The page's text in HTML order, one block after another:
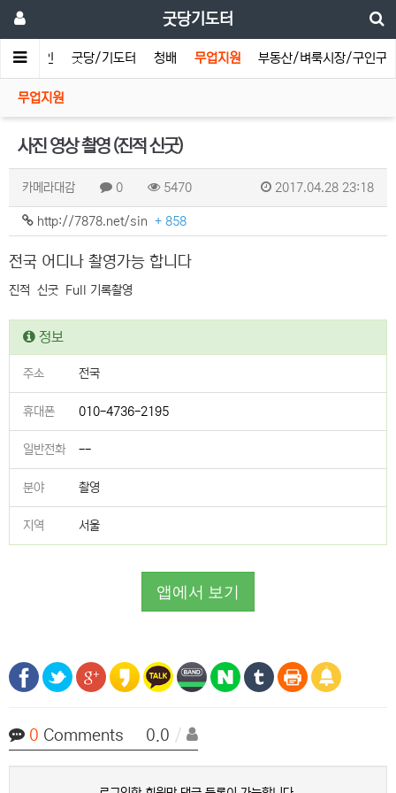
굿당기도터
메인 굿당/기도터 청배 무업지원 부동산/벼룩시장/구인구
무업지원
사진 영상 촬영 (진적 신굿)
카메라대감 0 5470 2017.04.28 23:18
http://7878.net/sin + 858
전국 어디나 촬영가능 합니다
진적 신굿 Full 기록촬영
정보
주소 전국
휴대폰 010-4736-2195
일반전화 --
분야 촬영
지역 서울
앱에서 보기
0 Comments 0.0 /